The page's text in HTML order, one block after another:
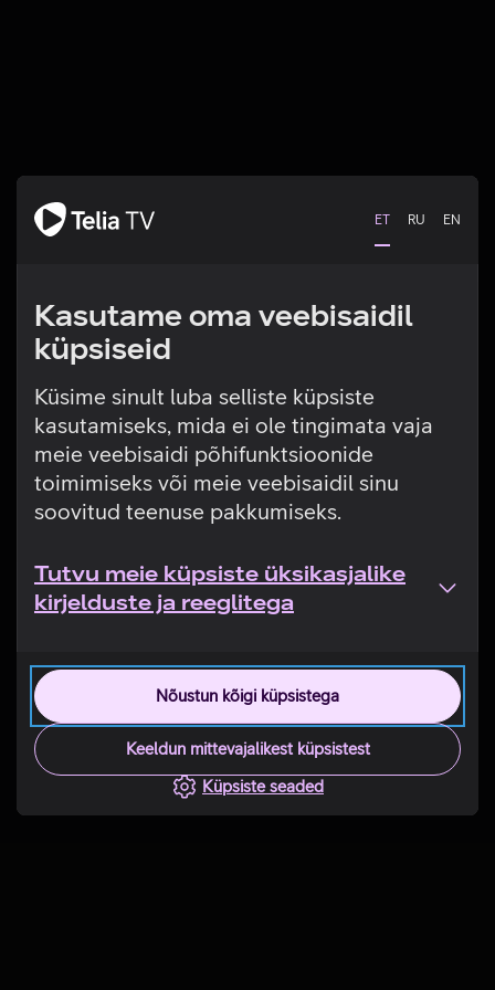
ET RU EN
Kasutame oma veebisaidil
küpsiseid
Küsime sinult luba selliste küpsiste
kasutamiseks, mida ei ole tingimata vaja
meie veebisaidi põhifunktsioonide
toimimiseks või meie veebisaidil sinu
soovitud teenuse pakkumiseks.
Tutvu meie küpsiste üksikasjalike
kirjelduste ja reeglitega
Nõustun kõigi küpsistega
Keeldun mittevajalikest küpsistest
Küpsiste seaded
Tehniline viga